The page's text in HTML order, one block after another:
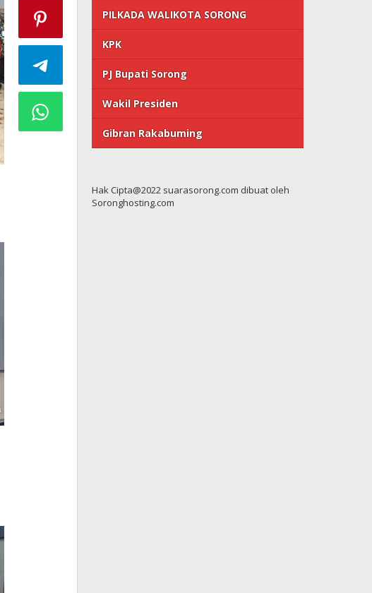
PILKADA WALIKOTA SORONG
KPK
PJ Bupati Sorong
Wakil Presiden
Gibran Rakabuming
Hak Cipta@2022 suarasorong.com dibuat oleh
Soronghosting.com